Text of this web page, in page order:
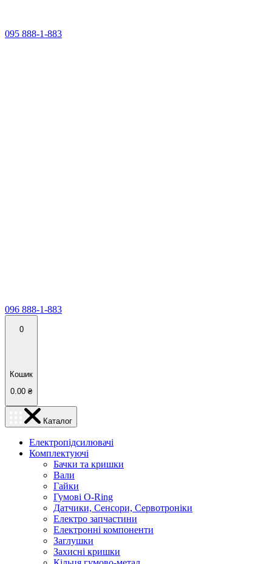
095 888-1-883
096 888-1-883
0
Кошик
0.00 ₴
Каталог
Електропідсилювачі
Комплектуючі
Бачки та кришки
Вали
Гайки
Гумові O-Ring
Датчики, Сенсори, Сервотроніки
Електро запчастини
Електронні компоненти
Заглушки
Захисні кришки